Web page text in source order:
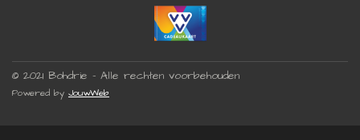
© 2021 Bohdrie - Alle rechten voorbehouden
Powered by JouwWeb